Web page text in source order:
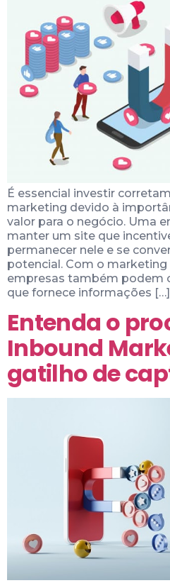
É essencial investir
marketing devido à
valor para o negócio. Uma
manter um site que
permanecer nele e se
potencial. Com o marketing
empresas também podem
que fornece informações […]
Entenda o
Inbound
gatilho de